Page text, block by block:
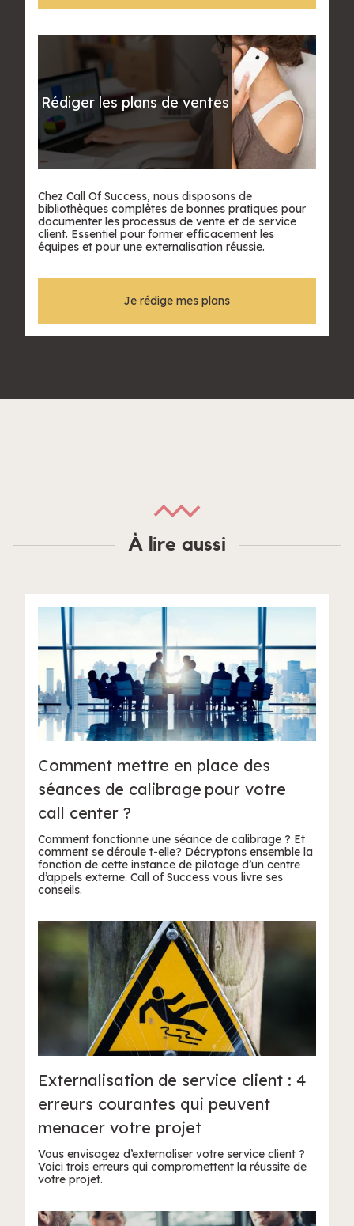
Rédiger les plans de ventes
Chez Call Of Success, nous disposons de
bibliothèques complètes de bonnes pratiques pour
documenter les processus de vente et de service
client. Essentiel pour former efficacement les
équipes et pour une externalisation réussie.
Je rédige mes plans
À lire aussi
Comment mettre en place des
séances de calibrage pour votre
call center ?
Comment fonctionne une séance de calibrage ? Et
comment se déroule t-elle? Décryptons ensemble la
fonction de cette instance de pilotage d’un centre
d’appels externe. Call of Success vous livre ses
conseils.
Externalisation de service client : 4
erreurs courantes qui peuvent
menacer votre projet
Vous envisagez d’externaliser votre service client ?
Voici trois erreurs qui compromettent la réussite de
votre projet.